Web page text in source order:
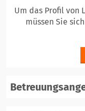
Um das Profil von
müssen Sie